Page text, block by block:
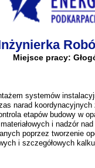
Miejsce pracy:
systemów
narad
etapów budowy w
i nadzór
poprzez tworzenie
i szczegółowych